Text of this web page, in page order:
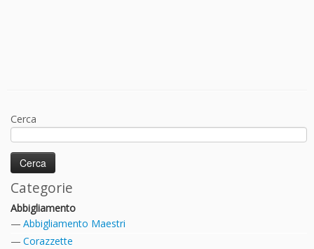
Cerca
Categorie
Abbigliamento
Abbigliamento Maestri
Corazzette